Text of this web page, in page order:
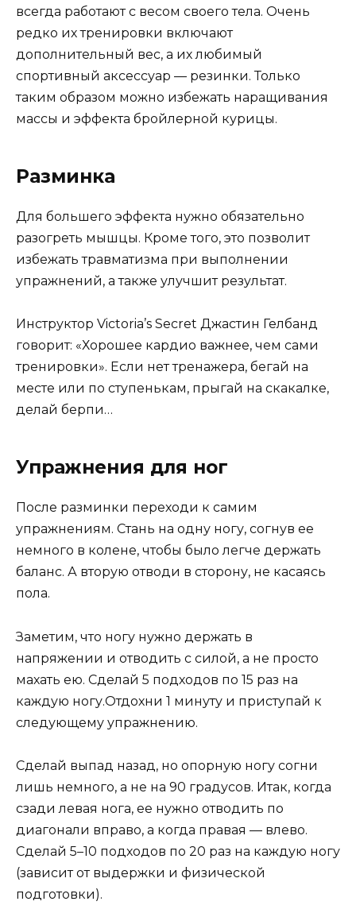
всегда работают с весом своего тела. Очень
редко их тренировки включают
дополнительный вес, а их любимый
спортивный аксессуар — резинки. Только
таким образом можно избежать наращивания
массы и эффекта бройлерной курицы.
Разминка
Для большего эффекта нужно обязательно
разогреть мышцы. Кроме того, это позволит
избежать травматизма при выполнении
упражнений, а также улучшит результат.
Инструктор Victoria’s Secret Джастин Гелбанд
говорит: «Хорошее кардио важнее, чем сами
тренировки». Если нет тренажера, бегай на
месте или по ступенькам, прыгай на скакалке,
делай берпи…
Упражнения для ног
После разминки переходи к самим
упражнениям. Стань на одну ногу, согнув ее
немного в колене, чтобы было легче держать
баланс. А вторую отводи в сторону, не касаясь
пола.
Заметим, что ногу нужно держать в
напряжении и отводить с силой, а не просто
махать ею. Сделай 5 подходов по 15 раз на
каждую ногу.Отдохни 1 минуту и приступай к
следующему упражнению.
Сделай выпад назад, но опорную ногу согни
лишь немного, а не на 90 градусов. Итак, когда
сзади левая нога, ее нужно отводить по
диагонали вправо, а когда правая — влево.
Сделай 5–10 подходов по 20 раз на каждую ногу
(зависит от выдержки и физической
подготовки).